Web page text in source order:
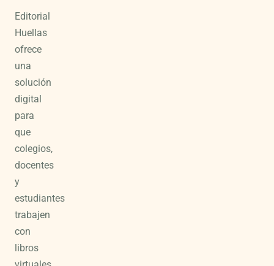
Editorial
Huellas
ofrece
una
solución
digital
para
que
colegios,
docentes
y
estudiantes
trabajen
con
libros